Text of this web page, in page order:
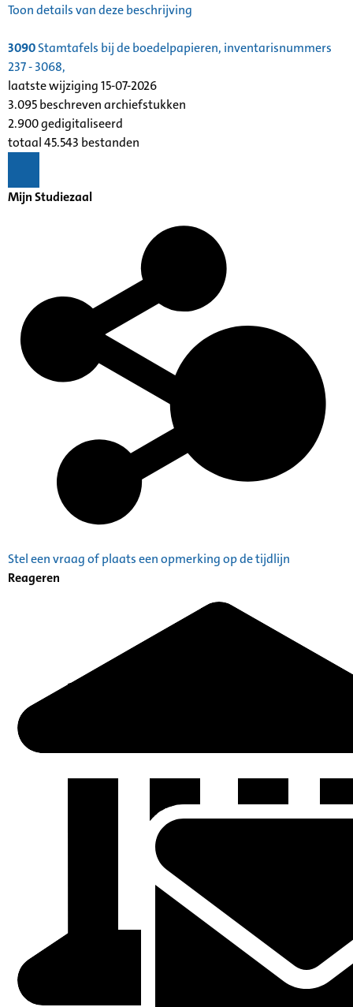
Toon details van deze beschrijving
3090Stamtafels bij de boedelpapieren, inventarisnummers
237 - 3068,
laatste wijziging 15-07-2026
3.095 beschreven archiefstukken
2.900 gedigitaliseerd
totaal 45.543 bestanden
Mijn Studiezaal
Stel een vraag of plaats een opmerking op de tijdlijn
Reageren